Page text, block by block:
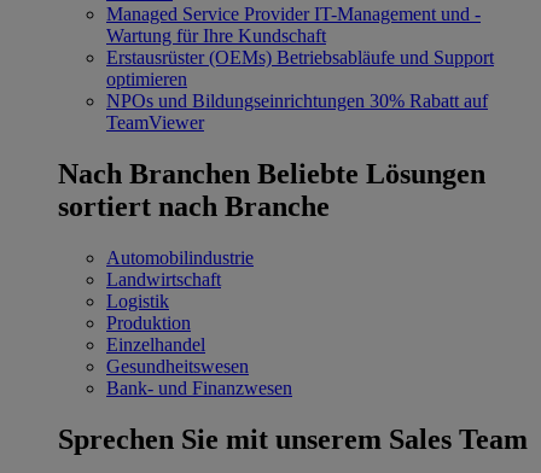
Managed Service Provider IT-Management und -
Wartung für Ihre Kundschaft
Erstausrüster (OEMs) Betriebsabläufe und Support
optimieren
NPOs und Bildungseinrichtungen 30% Rabatt auf
TeamViewer
Nach Branchen Beliebte Lösungen
sortiert nach Branche
Automobilindustrie
Landwirtschaft
Logistik
Produktion
Einzelhandel
Gesundheitswesen
Bank- und Finanzwesen
Sprechen Sie mit unserem Sales Team